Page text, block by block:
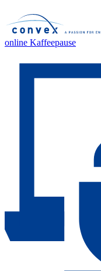
online Kaffeepause